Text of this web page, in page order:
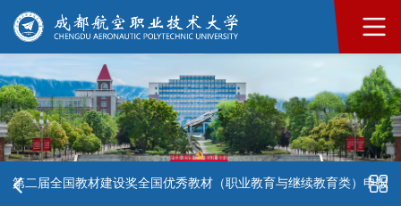
第二届全国教材建设奖全国优秀教材（职业教育与继续教育类）申报